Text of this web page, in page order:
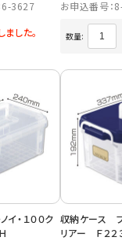
3627
した。
お申込番号
数量:
・１００ク 収納ケース プ
リアー Ｆ２２